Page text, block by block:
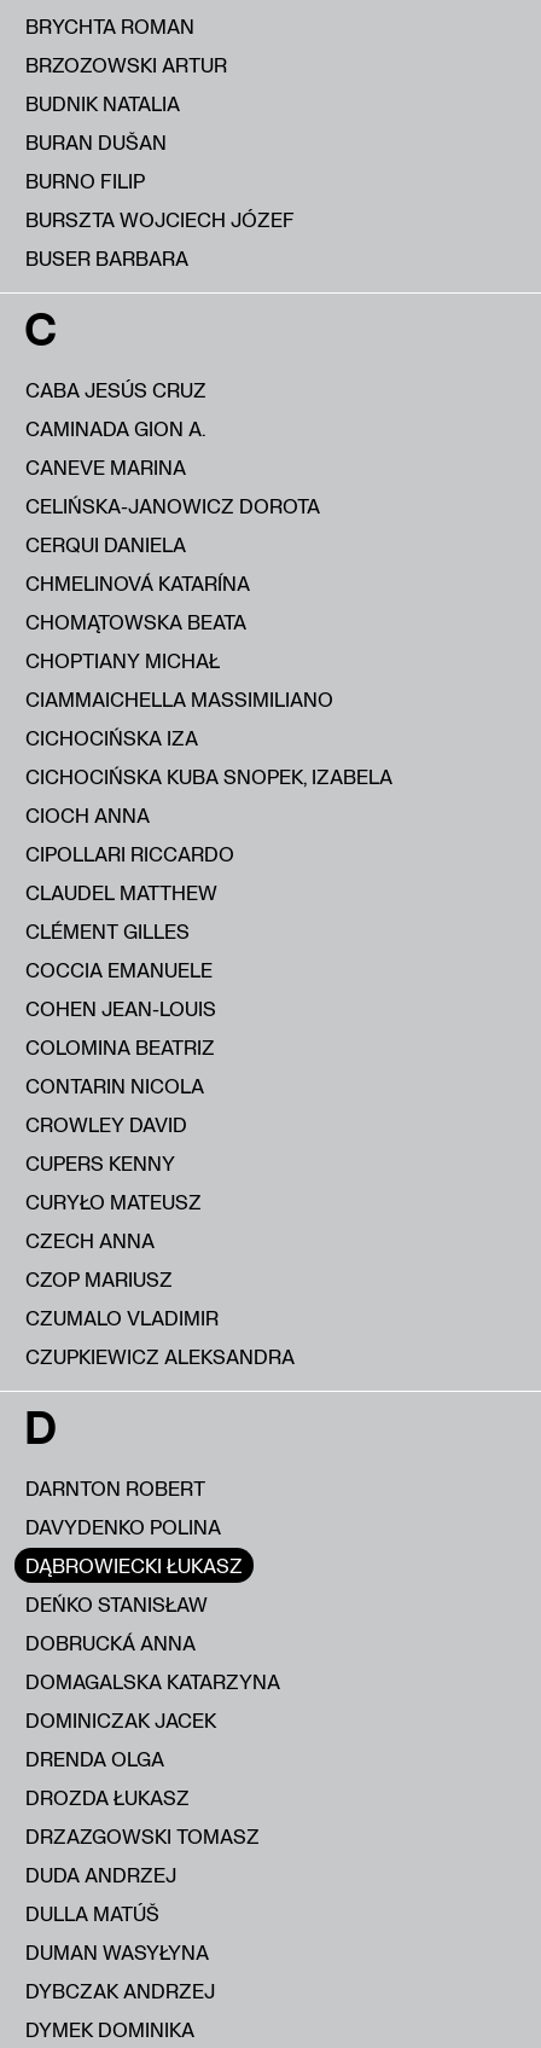
BRYCHTA ROMAN
BRZOZOWSKI ARTUR
BUDNIK NATALIA
BURAN DUŠAN
BURNO FILIP
BURSZTA WOJCIECH JÓZEF
BUSER BARBARA
C
CABA JESÚS CRUZ
CAMINADA GION A.
CANEVE MARINA
CELIŃSKA-JANOWICZ DOROTA
CERQUI DANIELA
CHMELINOVÁ KATARÍNA
CHOMĄTOWSKA BEATA
CHOPTIANY MICHAŁ
CIAMMAICHELLA MASSIMILIANO
CICHOCIŃSKA IZA
CICHOCIŃSKA KUBA SNOPEK, IZABELA
CIOCH ANNA
CIPOLLARI RICCARDO
CLAUDEL MATTHEW
CLÉMENT GILLES
COCCIA EMANUELE
COHEN JEAN-LOUIS
COLOMINA BEATRIZ
CONTARIN NICOLA
CROWLEY DAVID
CUPERS KENNY
CURYŁO MATEUSZ
CZECH ANNA
CZOP MARIUSZ
CZUMALO VLADIMIR
CZUPKIEWICZ ALEKSANDRA
D
DARNTON ROBERT
DAVYDENKO POLINA
DĄBROWIECKI ŁUKASZ
DEŃKO STANISŁAW
DOBRUCKÁ ANNA
DOMAGALSKA KATARZYNA
DOMINICZAK JACEK
DRENDA OLGA
DROZDA ŁUKASZ
DRZAZGOWSKI TOMASZ
DUDA ANDRZEJ
DULLA MATÚŠ
DUMAN WASYŁYNA
DYBCZAK ANDRZEJ
DYMEK DOMINIKA